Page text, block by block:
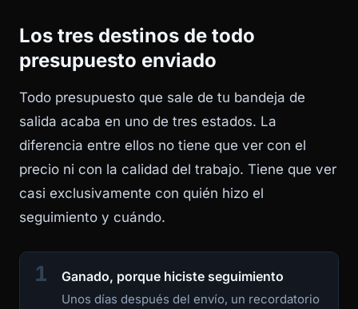
Los tres destinos de todo
presupuesto enviado
Todo presupuesto que sale de tu bandeja de
salida acaba en uno de tres estados. La
diferencia entre ellos no tiene que ver con el
precio ni con la calidad del trabajo. Tiene que ver
casi exclusivamente con quién hizo el
seguimiento y cuándo.
1 Ganado, porque hiciste seguimiento
Unos días después del envío, un recordatorio